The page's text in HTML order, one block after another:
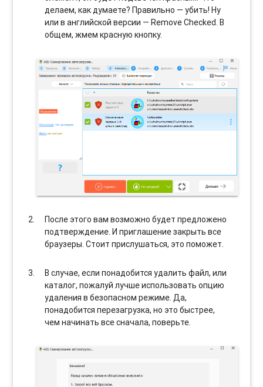
делаем, как думаете? Правильно — убить! Ну
или в английской версии — Remove Checked. В
общем, жмем красную кнопку.
После этого вам возможно будет предложено
подтверждение. И приглашение закрыть все
браузеры. Стоит прислушаться, это поможет.
В случае, если понадобится удалить файл, или
каталог, пожалуй лучше использовать опцию
удаления в безопасном режиме. Да,
понадобится перезагрузка, но это быстрее,
чем начинать все сначала, поверьте.